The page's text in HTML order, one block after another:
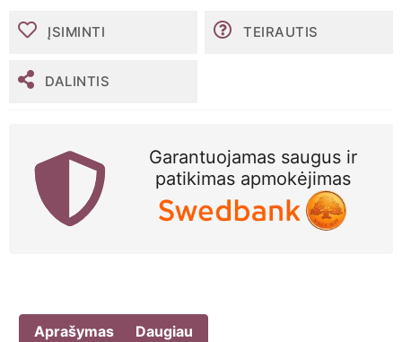
sauskelnės-
lašai,
ĮSIMINTI TEIRAUTIS
DALINTIS
Garantuojamas saugus ir
patikimas apmokėjimas
Aprašymas Daugiau